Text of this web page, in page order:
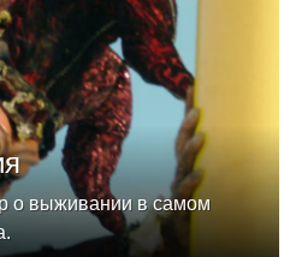
о выживании в самом